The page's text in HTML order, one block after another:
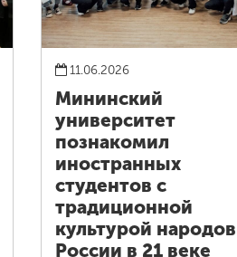
11.06.2026
Мининский
университет
познакомил
иностранных
студентов с
традиционной
культурой народов
России в 21 веке